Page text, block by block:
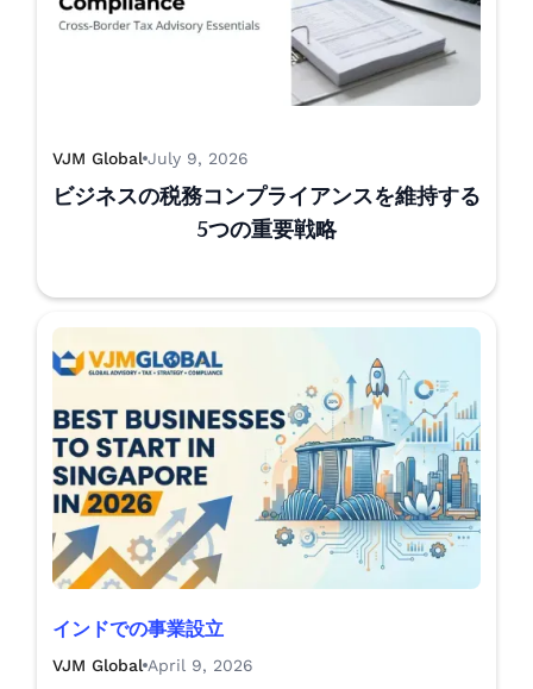
VJM Global July 9, 2026
ビジネスの税務コンプライアンスを維持する
5つの重要戦略
インドでの事業設立
VJM Global April 9, 2026